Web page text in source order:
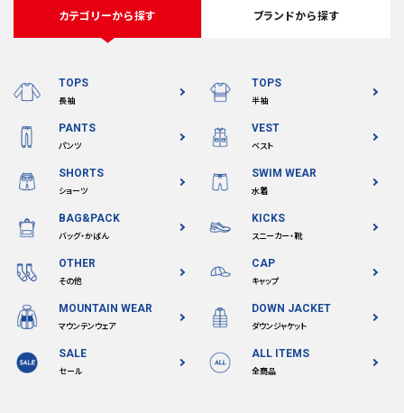
カテゴリーから探す ブランドから探す
TOPS
長袖
TOPS
半袖
PANTS
パンツ
VEST
ベスト
SHORTS
ショーツ
SWIM WEAR
水着
BAG&PACK
バッグ・かばん
KICKS
スニーカー・靴
OTHER
その他
CAP
キャップ
MOUNTAIN WEAR
マウンテンウェア
DOWN JACKET
ダウンジャケット
SALE
セール
ALL ITEMS
全商品